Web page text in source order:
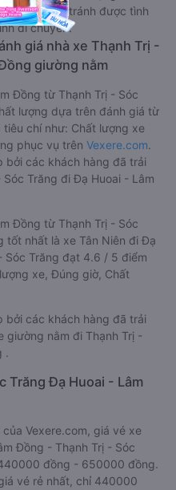
dọc đường, tránh được tình
di chuyển.
giá nhà xe Thạnh Trị -
giường nằm
Đồng từ Thạnh Trị - Sóc
lượng dựa trên đánh giá từ
chí như: Chất lượng xe
phục vụ trên Vexere.com.
các khách hàng đã trải
Trăng đi Đạ Huoai - Lâm
Đồng từ Thạnh Trị - Sóc
tốt nhất là xe Tân Niên đi Đạ
Sóc Trăng đạt 4.6 / 5 điểm
xe, Đúng giờ, Chất
các khách hàng đã trải
giường nằm đi Thạnh Trị -
.
Trăng Đạ Huoai - Lâm
Vexere.com, giá vé xe
Đồng - Thạnh Trị - Sóc
đồng - 650000 đồng.
vé rẻ nhất, chỉ 440000